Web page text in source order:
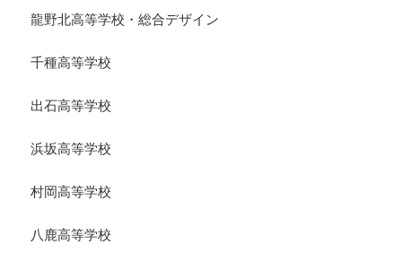
龍野北高等学校・総合デザイン
千種高等学校
出石高等学校
浜坂高等学校
村岡高等学校
八鹿高等学校